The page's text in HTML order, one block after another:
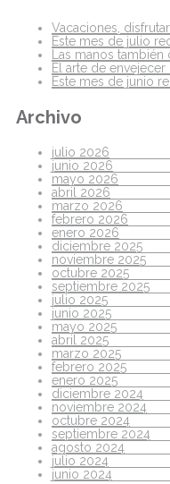
Vacaciones,
Este mes de julio
Las manos
El arte de
Este mes de junio
Archivo
julio 2026
junio 2026
mayo 2026
abril 2026
marzo 2026
febrero 2026
enero 2026
diciembre 2025
noviembre 2025
octubre 2025
septiembre 2025
julio 2025
junio 2025
mayo 2025
abril 2025
marzo 2025
febrero 2025
enero 2025
diciembre 2024
noviembre 2024
octubre 2024
septiembre 2024
agosto 2024
julio 2024
junio 2024